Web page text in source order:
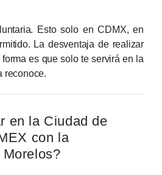
Esto solo en CDMX, en
La desventaja de realizar
es que solo te servirá en la
reconoce.
en la Ciudad de
con la